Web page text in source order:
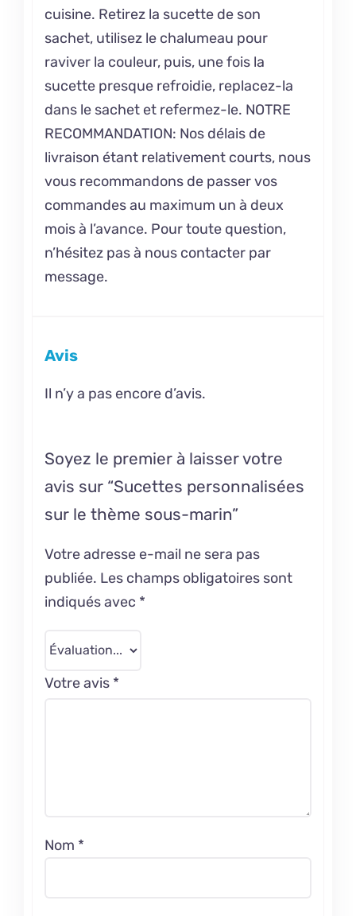
cuisine. Retirez la sucette de son
sachet, utilisez le chalumeau pour
raviver la couleur, puis, une fois la
sucette presque refroidie, replacez-la
dans le sachet et refermez-le. NOTRE
RECOMMANDATION: Nos délais de
livraison étant relativement courts, nous
vous recommandons de passer vos
commandes au maximum un à deux
mois à l’avance. Pour toute question,
n’hésitez pas à nous contacter par
message.
Avis
Il n’y a pas encore d’avis.
Soyez le premier à laisser votre
avis sur “Sucettes personnalisées
sur le thème sous-marin”
Votre adresse e-mail ne sera pas
publiée. Les champs obligatoires sont
indiqués avec *
Votre avis *
Nom *